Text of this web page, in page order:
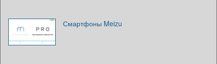
Смартфоны Meizu